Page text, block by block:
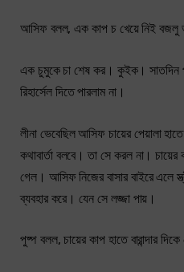
আসিফ বলল, এক কাপ চ খেয়ে নিই বজলু
এক চুমুকে চা শেষ কর। কুইক।
রিহার্সেল দিতে পারলাম না।
লীনা ভেবেছিল আসিফ চায়ের পেয়ালা
কথাবার্তা বলবে। তা সে করল না। চায়ের
গেল। আসিফ নিজের বাসার বাইরে এলে
ব্যবহার করে। যেন সে লজ্জা পায়।
পুষ্প বলল, চায়ের কাপ হাতে বারান্দার